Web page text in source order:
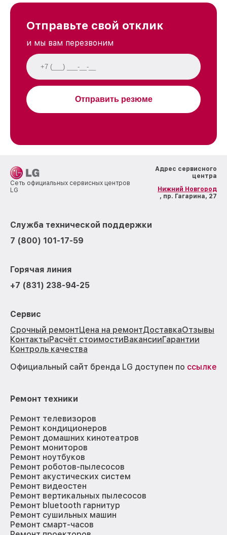
Отправьте свой отклик
и мы вам перезвоним
Сеть официальных сервисных центров
LG
Адрес сервисного
центра
Нижний Новгород
, пр. Гагарина, 27
Служба технической поддержки
7 (800) 101-17-59
Горячая линия
+7 (831) 238-94-25
Сервис
Срочный ремонтЦена на ремонтДоставкаОтзывы
КонтактыРасчёт стоимостиВакансииГарантии
Контроль качества
Официальный сайт бренда LG доступен по ссылке
Ремонт техники
Ремонт телевизоров
Ремонт кондиционеров
Ремонт домашних кинотеатров
Ремонт мониторов
Ремонт ноутбуков
Ремонт роботов-пылесосов
Ремонт акустических систем
Ремонт видеостен
Ремонт вертикальных пылесосов
Ремонт bluetooth гарнитур
Ремонт сушильных машин
Ремонт смарт-часов